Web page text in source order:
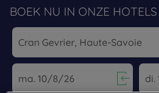
BOEK NU IN ONZE